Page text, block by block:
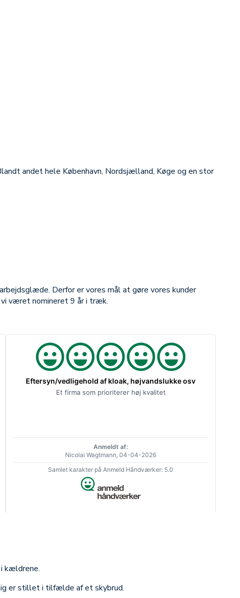
andet hele København, Nordsjælland, Køge og en stor
Derfor er vores mål at gøre vores kunder
været nomineret 9 år i træk.
Eftersyn/vedligehold af kloak, højvandslukke osv
Et firma som prioriterer høj kvalitet
Anmeldt af:
Nicolai Wagtmann, 04-04-2026
Samlet karakter på Anmeld Håndværker: 5.0
kældrene.
er stillet i tilfælde af et skybrud.